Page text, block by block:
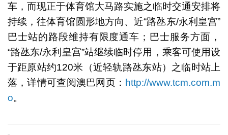
车，而现正于体育馆大马路实施之临时交通安排将
持续，往体育馆圆形地方向、近“路氹东/永利皇宫”
巴士站的路段维持有限度通车；巴士服务方面，
“路氹东/永利皇宫”站继续临时停用，乘客可使用设
于距原站约120米（近轻轨路氹东站）之临时站上
落，详情可查阅澳巴网页： http://www.tcm.com.m
o。